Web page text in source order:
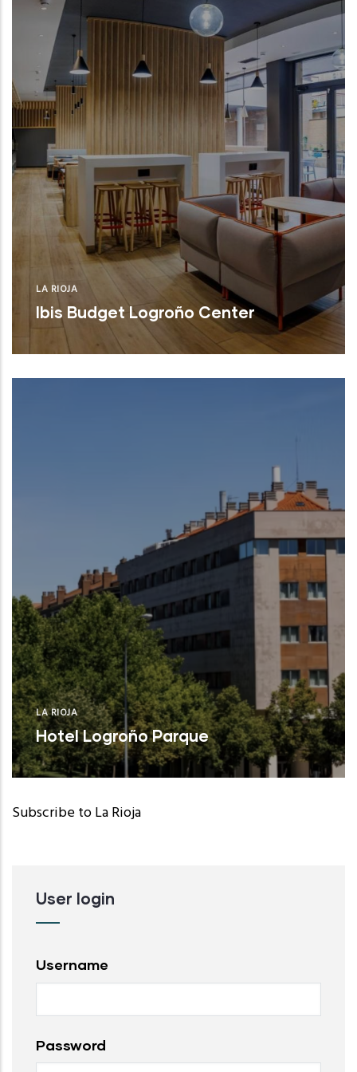
LA RIOJA
Ibis Budget Logroño Center
LA RIOJA
Hotel Logroño Parque
Subscribe to La Rioja
User login
Username
Password